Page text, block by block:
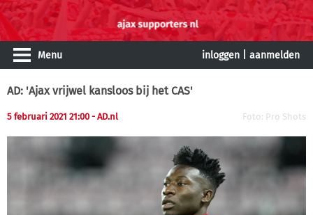
Menu inloggen aanmelden
AD: 'Ajax vrijwel kansloos bij het CAS'
5 februari 2021 21:00 - AD.nl Foto: Pro Shots